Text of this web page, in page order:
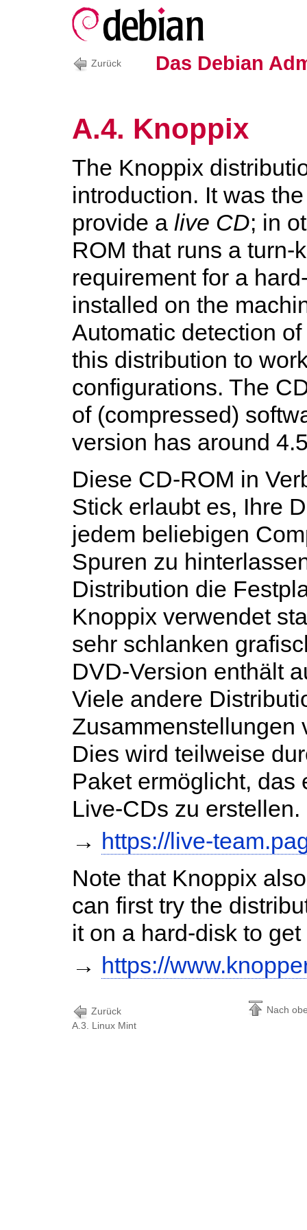
Zurück Das Debian
A.4. Knoppix
The Knoppix
introduction. It was
provide a live CD; in
ROM that runs a turn-
requirement for a
installed on the
Automatic detection
this distribution to
configurations. The
of (compressed)
version has around
Diese CD-ROM in
Stick erlaubt es, Ihre
jedem beliebigen
Spuren zu
Distribution die
Knoppix verwendet
sehr schlanken
DVD-Version enthält
Viele andere
Zusammenstellungen
Dies wird teilweise
Paket ermöglicht, das
Live-CDs zu erstellen.
→ https://live-
Note that Knoppix
can first try the
it on a hard-disk to
→ https://
Zurück
A.3. Linux Mint
Nach